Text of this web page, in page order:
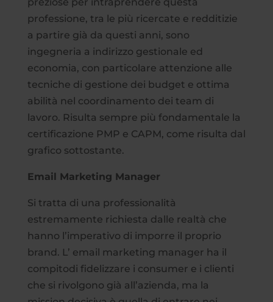
preziose per intraprendere questa
professione, tra le più ricercate e redditizie
a partire già da questi anni, sono
ingegneria a indirizzo gestionale ed
economia, con particolare attenzione alle
tecniche di gestione dei budget e ottima
abilità nel coordinamento dei team di
lavoro. Risulta sempre più fondamentale la
certificazione PMP e CAPM, come risulta dal
grafico sottostante.
Email Marketing Manager
Si tratta di una professionalità
estremamente richiesta dalle realtà che
hanno l’imperativo di imporre il proprio
brand. L’ email marketing manager ha il
compitodi fidelizzare i consumer e i clienti
che si rivolgono già all’azienda, ma la